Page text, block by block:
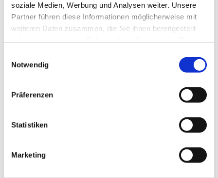
soziale Medien, Werbung und Analysen weiter. Unsere
Partner führen diese Informationen möglicherweise mit
weiteren Daten zusammen, die Sie ihnen bereitgestellt
Notwendig
Präferenzen
Statistiken
Marketing
Geschrieben von